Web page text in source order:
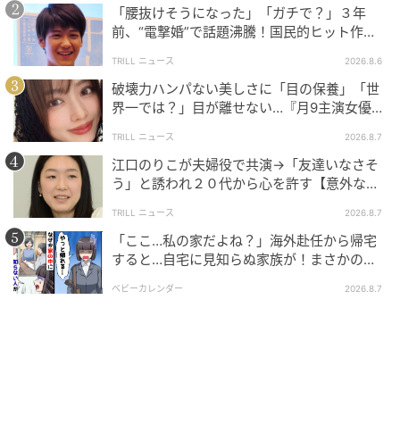
猫のいる食卓
「腰抜けそうになった」「ガチで？」３年
前、“電撃婚”で話題沸騰！国民的ヒット作
TRILL ニュース 2026.8.6
破壊力ハンパない美しさに「目の保養」「世
界一では？」目が離せない…『月9主演女優
TRILL ニュース 2026.8.7
江口のりこが夫婦役で共演→「友達いなさそ
う」と誘われ２０代から心を許す【意外な親
TRILL ニュース 2026.8.7
「ここ…私の家だよね？」海外赴任から帰宅
すると…自宅に見知らぬ家族が！まさかの真
ベビーカレンダー 2026.8.7